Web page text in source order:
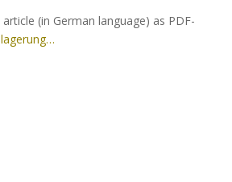
(in German language) as PDF-